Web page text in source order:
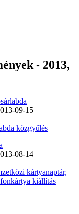
- 2013,
09-15
közgyûlés
08-14
kártyanaptár,
kiállítás